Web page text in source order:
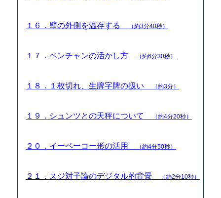
１６．壁の外側を温存する （約3分40秒）
１７．ペンチャンの活かし方 （約6分30秒）
１８．１枚切れ、生牌字牌の扱い （約3分）
１９．シュンツとの天秤について （約4分20秒）
２０．イーペーコー形の活用 （約4分50秒）
２１．スジ対子論のデジタル的背景 （約2分10秒）